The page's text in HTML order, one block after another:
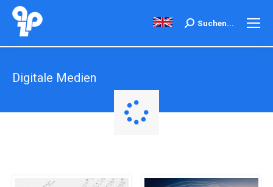
Search:
Suchen...
Digitale Medien